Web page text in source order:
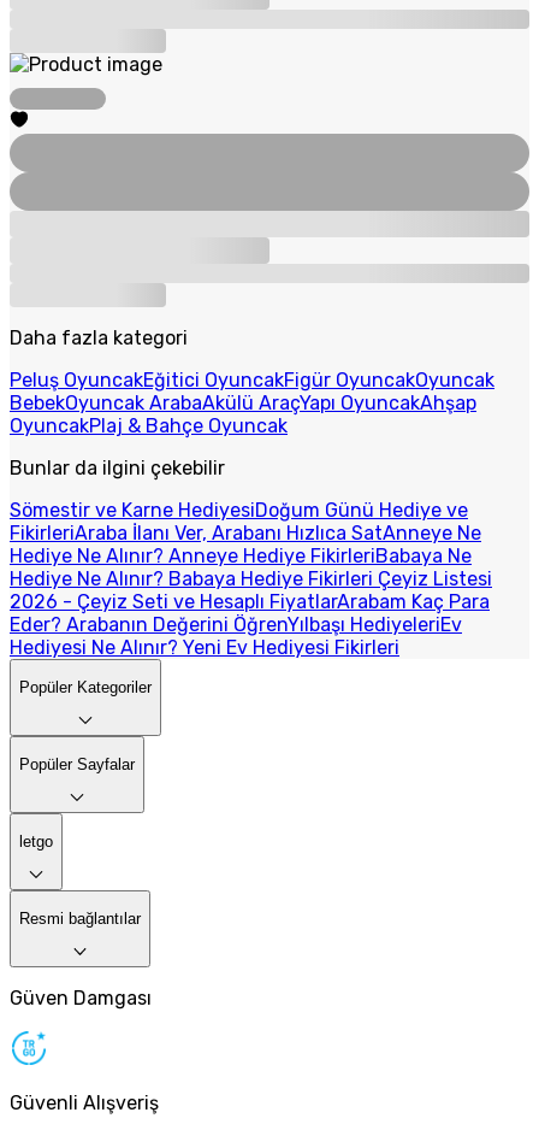
Daha fazla kategori
Peluş OyuncakEğitici OyuncakFigür OyuncakOyuncak
BebekOyuncak ArabaAkülü AraçYapı OyuncakAhşap
OyuncakPlaj & Bahçe Oyuncak
Bunlar da ilgini çekebilir
Sömestir ve Karne HediyesiDoğum Günü Hediye ve
FikirleriAraba İlanı Ver, Arabanı Hızlıca SatAnneye Ne
Hediye Ne Alınır? Anneye Hediye FikirleriBabaya Ne
Hediye Ne Alınır? Babaya Hediye Fikirleri Çeyiz Listesi
2026 - Çeyiz Seti ve Hesaplı FiyatlarArabam Kaç Para
Eder? Arabanın Değerini ÖğrenYılbaşı HediyeleriEv
Hediyesi Ne Alınır? Yeni Ev Hediyesi Fikirleri
Popüler Kategoriler
Popüler Sayfalar
letgo
Resmi bağlantılar
Güven Damgası
Güvenli Alışveriş